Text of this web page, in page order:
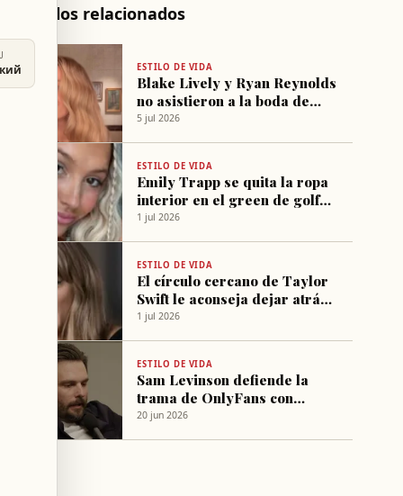
Artículos relacionados
ESTILO DE VIDA
Blake Lively y Ryan Reynolds
no asistieron a la boda de
Taylor Swift por compromiso
5 jul 2026
ESTILO DE VIDA
Emily Trapp se quita la ropa
interior en el green de golf
por calor
1 jul 2026
ESTILO DE VIDA
El círculo cercano de Taylor
Swift le aconseja dejar atrás
el conflicto con Blake Lively
1 jul 2026
ESTILO DE VIDA
Sam Levinson defiende la
trama de OnlyFans con
Sydney Sweeney en Euphoria
20 jun 2026